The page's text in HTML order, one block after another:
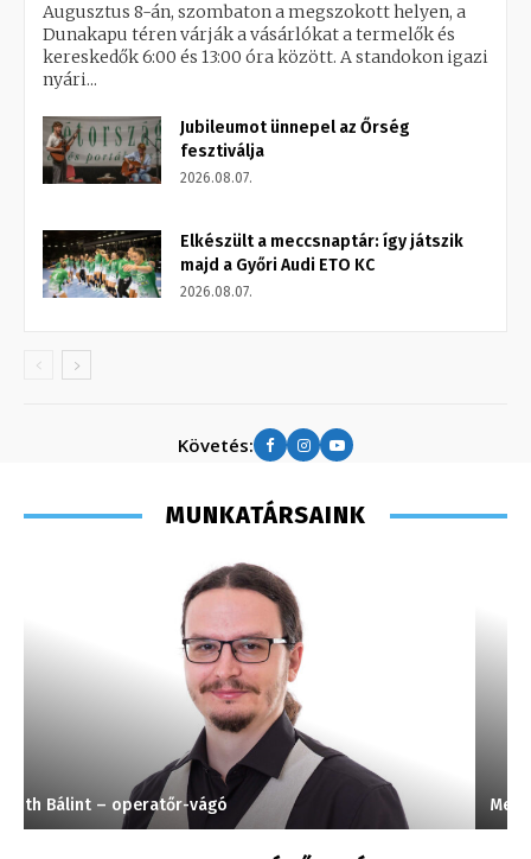
Augusztus 8-án, szombaton a megszokott helyen, a
Dunakapu téren várják a vásárlókat a termelők és
kereskedők 6:00 és 13:00 óra között. A standokon igazi
nyári...
Jubileumot ünnepel az Őrség
fesztiválja
2026.08.07.
Elkészült a meccsnaptár: így játszik
majd a Győri Audi ETO KC
2026.08.07.
Követés:
MUNKATÁRSAINK
Meronka Péter – programigazgató – 2008